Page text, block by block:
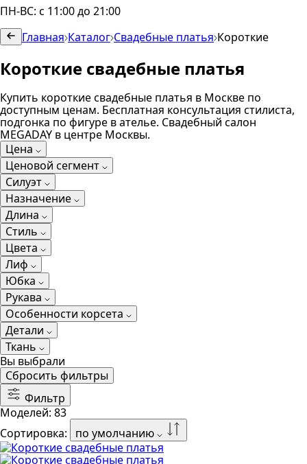
ПН-ВС: с 11:00 до 21:00
Главная Каталог Свадебные платья Короткие
Короткие свадебные платья
Купить короткие свадебные платья в Москве по
доступным ценам. Бесплатная консультация стилиста,
подгонка по фигуре в ателье. Свадебный салон
MEGADAY в центре Москвы.
Цена
Ценовой сегмент
Силуэт
Назначение
Длина
Стиль
Цвета
Лиф
Юбка
Рукава
Особенности корсета
Детали
Ткань
Вы выбрали
Сбросить фильтры
Фильтр
Моделей: 83
Сортировка:
по умолчанию